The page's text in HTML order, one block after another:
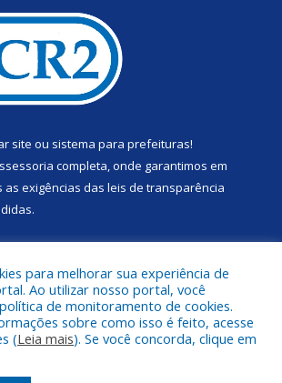
site ou sistema para prefeituras!
completa, onde garantimos em
exigências das leis de transparência
a Prefeitura Municipal de Anapu.
para melhorar sua experiência de
Ao utilizar nosso portal, você
de monitoramento de cookies.
sobre como isso é feito, acesse
(Leia mais). Se você concorda, clique em